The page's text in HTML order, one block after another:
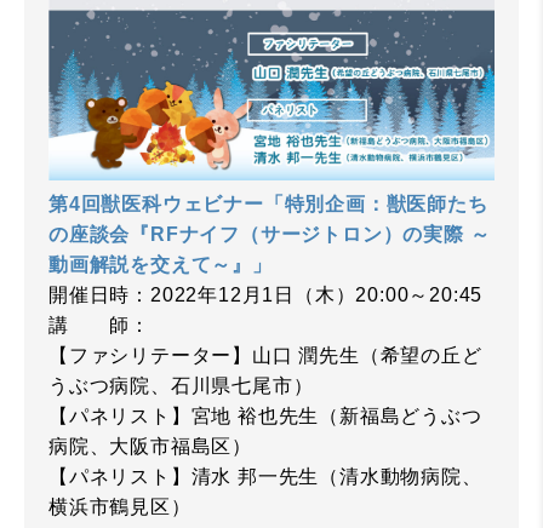
第4回獣医科ウェビナー「特別企画：獣医師たち
の座談会『RFナイフ（サージトロン）の実際 ～
動画解説を交えて～』」
開催日時：2022年12月1日（木）20:00～20:45
講 師：
【ファシリテーター】山口 潤先生（希望の丘ど
うぶつ病院、石川県七尾市）
【パネリスト】宮地 裕也先生（新福島どうぶつ
病院、大阪市福島区）
【パネリスト】清水 邦一先生（清水動物病院、
横浜市鶴見区）